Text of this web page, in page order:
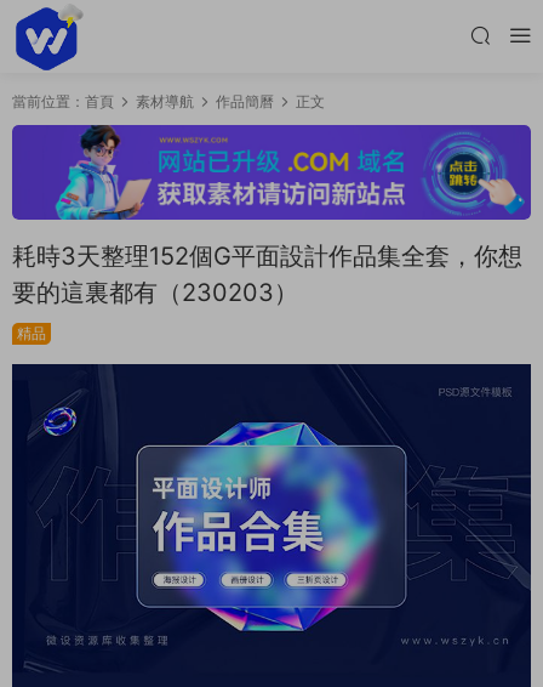
當前位置： 首頁 素材導航 作品簡曆 正文
耗時3天整理152個G平面設計作品集全套，你想
要的這裏都有（230203）
精品